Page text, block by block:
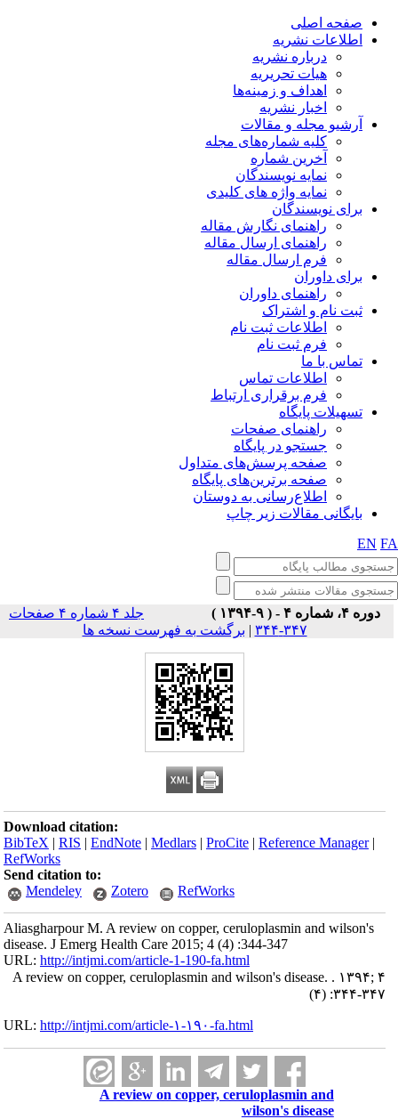
صفحه اصلی
اطلاعات نشریه
درباره نشریه
هیات تحریریه
اهداف و زمینه‌ها
اخبار نشریه
آرشیو مجله و مقالات
کلیه شماره‌های مجله
آخرین شماره
نمایه نویسندگان
نمایه واژه های کلیدی
برای نویسندگان
راهنمای نگارش مقاله
راهنمای ارسال مقاله
فرم ارسال مقاله
برای داوران
راهنمای داوران
ثبت نام و اشتراک
اطلاعات ثبت نام
فرم ثبت نام
تماس با ما
اطلاعات تماس
فرم برقراری ارتباط
تسهیلات پایگاه
راهنمای صفحات
جستجو در پایگاه
صفحه پرسش‌های متداول
صفحه برترین‌های پایگاه
اطلاع‌رسانی به دوستان
بایگانی مقالات زیر چاپ
EN
دوره ۴، شماره ۴ - ( ۹-۱۳۹۴ )
جلد ۴ شماره ۴ صفحات
۳۴۷-۳۴۴
| برگشت به فهرست نسخه ها
Download citation:
BibTeX |RIS |EndNote |Medlars |ProCite |Reference Manager
RefWorks
Send citation to:
Mendeley
Zotero RefWorks
Aliasgharpour M. A review on copper, ceruloplasmin and wilson's
disease. J Emerg Health Care 2015; 4 (4) :344-347
URL:http://intjmi.com/article-1-190-fa.html
A review on copper, ceruloplasmin and wilson's disease. . ۱۳۹۴; ۴
(۴) :۳۴۴-۳۴۷
URL:http://intjmi.com/article-۱-۱۹۰-fa.html
A review on copper, ceruloplasmin and
wilson's disease